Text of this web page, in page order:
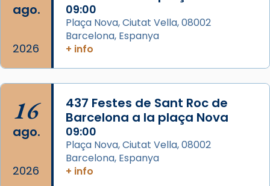
frare Joan Gaspar Roig, afirma en una obra
que les santes són filles de l’antiga Iluro.
Mataró en reivindicarà les relíq
...
ago.
2026
09:00
Plaça Nova, Ciutat Vella, 08002
Barcelona, Espanya
+ info
16
ago.
2026
437 Festes de Sant Roc de
Barcelona a la plaça Nova
09:00
Plaça Nova, Ciutat Vella, 08002
Barcelona, Espanya
+ info